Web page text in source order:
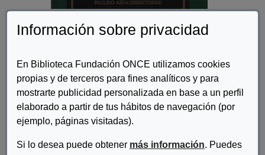
Información sobre privacidad
En Biblioteca Fundación ONCE utilizamos cookies
propias y de terceros para fines analíticos y para
mostrarte publicidad personalizada en base a un perfil
elaborado a partir de tus hábitos de navegación (por
ejemplo, páginas visitadas).
Si lo desea puede obtener más información. Puedes